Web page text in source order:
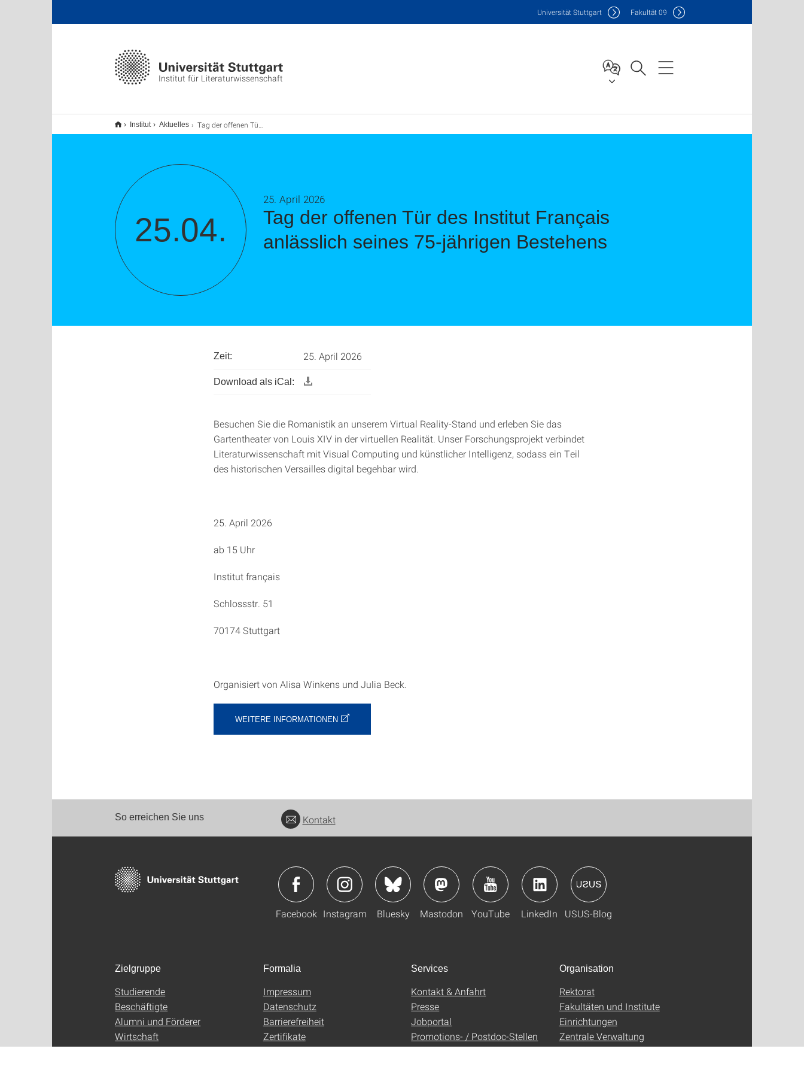
Institut für Literaturwissenschaft
Universität Stuttgart Fakultät09
Institut Aktuelles Tag der offenen Tür des Institut Français anlässlich seines 75-jährigen Bestehens
25.04.
Tag der offenen Tür des Institut Français
anlässlich seines 75-jährigen Bestehens
25. April 2026
Zeit: 25. April 2026
Download als iCal:
Besuchen Sie die Romanistik an unserem Virtual Reality-Stand und erleben Sie das
Gartentheater von Louis XIV in der virtuellen Realität. Unser Forschungsprojekt verbindet
Literaturwissenschaft mit Visual Computing und künstlicher Intelligenz, sodass ein Teil
des historischen Versailles digital begehbar wird.
25. April 2026
ab 15 Uhr
Institut français
Schlossstr. 51
70174 Stuttgart
Organisiert von Alisa Winkens und Julia Beck.
WEITERE INFORMATIONEN
So erreichen Sie uns Kontakt
Facebook Instagram Bluesky Mastodon YouTube LinkedIn USUS-Blog
Zielgruppe
Studierende
Beschäftigte
Alumni und Förderer
Wirtschaft
Formalia
Impressum
Datenschutz
Barrierefreiheit
Zertifikate
Services
Kontakt & Anfahrt
Presse
Jobportal
Promotions- / Postdoc-Stellen
Organisation
Rektorat
Fakultäten und Institute
Einrichtungen
Zentrale Verwaltung